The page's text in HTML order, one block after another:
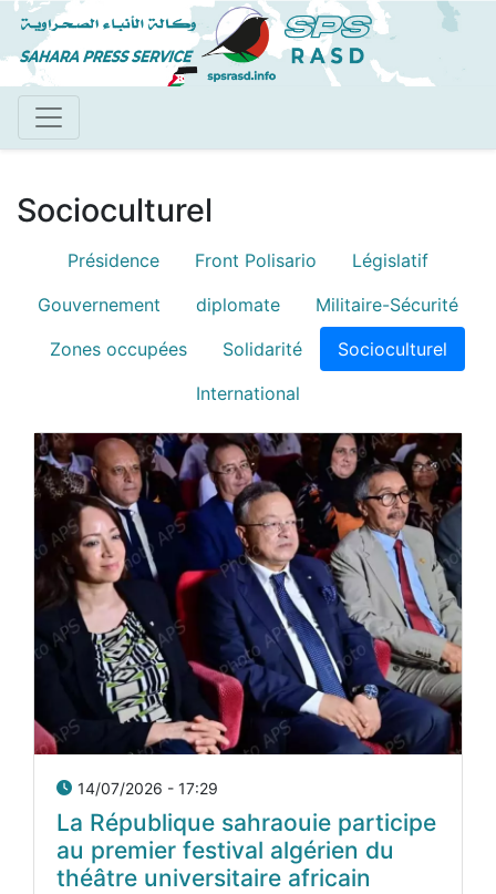
Aller
au
contenu
Socioculturel
Présidence Front Polisario
Législatif
Gouvernement
diplomate
Militaire-Sécurité
Zones occupées
Solidarité
Socioculturel
International
14/07/2026 - 17:29
La République sahraouie participe
au premier festival algérien du
théâtre universitaire africain